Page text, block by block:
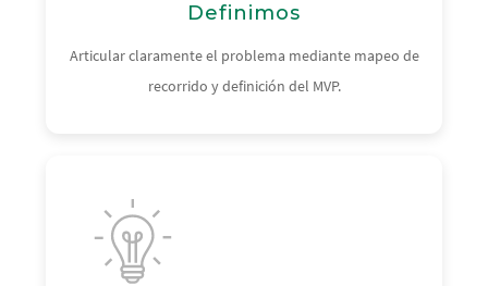
Definimos
Articular claramente el problema mediante mapeo de
recorrido y definición del MVP.